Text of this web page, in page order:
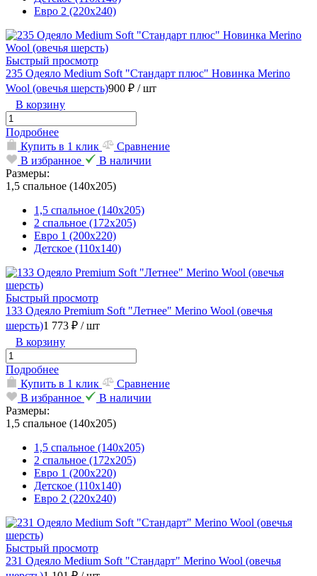
Евро 2 (220х240)
Быстрый просмотр
235 Одеяло Medium Soft "Стандарт плюс" Новинка Merino
Wool (овечья шерсть)900 ₽ / шт
В корзину
Подробнее
Купить в 1 клик
Сравнение
В избранное
В наличии
Размеры:
1,5 спальное (140х205)
1,5 спальное (140х205)
2 спальное (172х205)
Евро 1 (200х220)
Детское (110х140)
Быстрый просмотр
133 Одеяло Premium Soft "Летнее" Merino Wool (овечья
шерсть)1 773 ₽ / шт
В корзину
Подробнее
Купить в 1 клик
Сравнение
В избранное
В наличии
Размеры:
1,5 спальное (140х205)
1,5 спальное (140х205)
2 спальное (172х205)
Евро 1 (200х220)
Детское (110х140)
Евро 2 (220х240)
Быстрый просмотр
231 Одеяло Medium Soft "Стандарт" Merino Wool (овечья